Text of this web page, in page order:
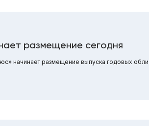
размещение сегодня
начинает размещение выпуска годовых